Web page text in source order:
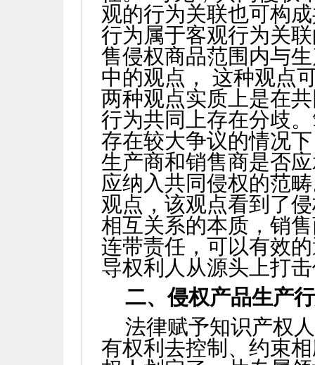
观的行为关联也可构
行为属于客观行为关
售侵权商品范围内与
中的观点， 这种观点
两种观点实质上是在
行为共同上存在分歧
存在较大争议的情况
生产商和销售商是否
应纳入共同侵权的范
观点，该观点看到了
相互关系的本质，销
连带责任，可以有效
导权利人从源头上打
二、侵权产品生产
法律赋予知识产权
有权利去控制、约束